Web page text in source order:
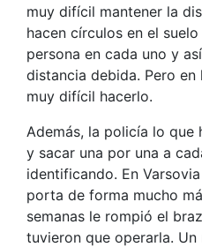
muy difícil mantener la
hacen círculos en el
persona en cada uno y
distancia debida. Pero
muy difícil hacerlo.
Además, la policía lo que
y sacar una por una a
identificando. En
porta de forma mucho
semanas le rompió el
tuvieron que operarla. Un